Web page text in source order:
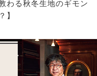
わる秋冬生地のギモン
】